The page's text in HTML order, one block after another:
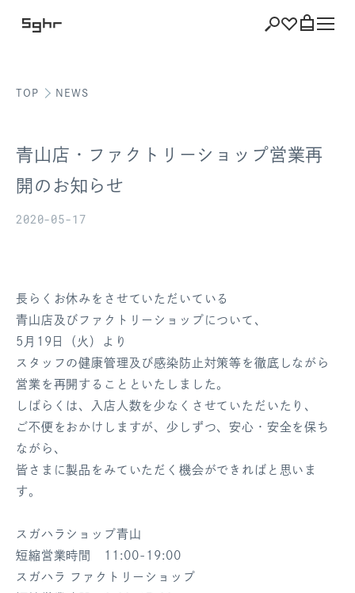
ショッピング バッグを見る
ポイント
ログアウト
TOP NEWS
青山店・ファクトリーショップ営業再
開のお知らせ
2020-05-17
長らくお休みをさせていただいている
青山店及びファクトリーショップについて、
5月19日（火）より
スタッフの健康管理及び感染防止対策等を徹底しながら
営業を再開することといたしました。
しばらくは、入店人数を少なくさせていただいたり、
ご不便をおかけしますが、少しずつ、安心・安全を保ち
ながら、
皆さまに製品をみていただく機会ができればと思いま
す。
スガハラショップ青山
短縮営業時間 11:00-19:00
スガハラ ファクトリーショップ